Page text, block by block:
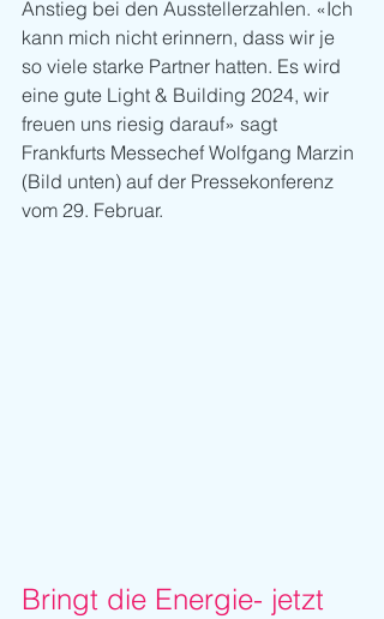
Anstieg bei den Ausstellerzahlen. «Ich
kann mich nicht erinnern, dass wir je
so viele starke Partner hatten. Es wird
eine gute Light & Building 2024, wir
freuen uns riesig darauf» sagt
Frankfurts Messechef Wolfgang Marzin
(Bild unten) auf der Pressekonferenz
vom 29. Februar.
Bringt die Energie- jetzt